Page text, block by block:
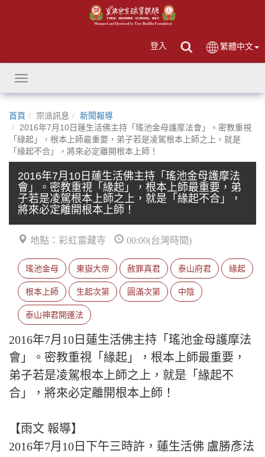
登入 繁體中文
Toggle
navigation
首頁 宗派訊息
新聞報導
2016年7月10日蓮生活佛主持「瑤池金母護摩法會」。密教重視
「緣起」，根本上師最重要，弟子若是凌駕根本上師之上，就是
「緣起不合」，將來必定離開根本上師！
2016年7月10日蓮生活佛主持「瑤池金母護摩法
會」。密教重視「緣起」，根本上師最重要，弟
子若是凌駕根本上師之上，就是「緣起不合」，
將來必定離開根本上師！
地點：彩虹雷藏寺 00:00(台灣時間)
瑤池金母 東嶽大帝 赦罪真君 泰山府君 緣起
根本上師 生起次第 圓滿次第 中陰
泰山神君開運法
2016年7月10日蓮生活佛主持「瑤池金母護摩法
會」。密教重視「緣起」，根本上師最重要，
弟子若是凌駕根本上師之上，就是「緣起不
合」，將來必定離開根本上師！
【雨文 報導】
2016年7月10日下午三時許，蓮生活佛 盧勝彥法